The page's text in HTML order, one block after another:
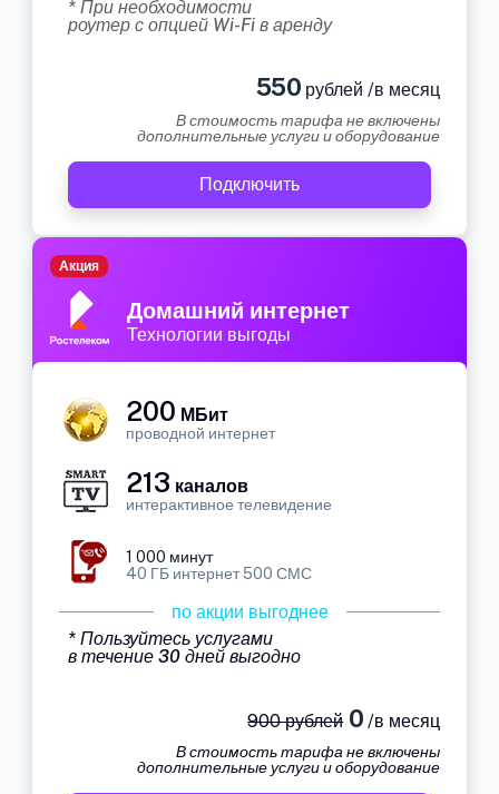
* При необходимости
роутер с опцией Wi-Fi в аренду
550 рублей /в месяц
В стоимость тарифа не включены
дополнительные услуги и оборудование
Подключить
Домашний интернет
Технологии выгоды
Акция
200 МБит
проводной интернет
213 каналов
интерактивное телевидение
1 000 минут
40 ГБ интернет 500 СМС
по акции выгоднее
* Пользуйтесь услугами
в течение 30 дней выгодно
900 рублей0 /в месяц
В стоимость тарифа не включены
дополнительные услуги и оборудование